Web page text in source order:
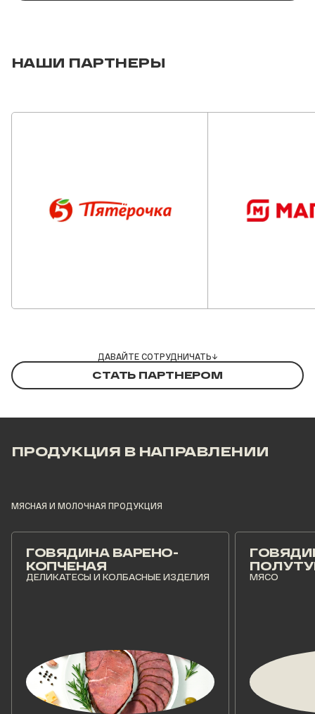
НАШИ ПАРТНЕРЫ
ДАВАЙТЕ СОТРУДНИЧАТЬ→
СТАТЬ ПАРТНЕРОМ
ПРОДУКЦИЯ В НАПРАВЛЕНИИ
МЯСНАЯ И МОЛОЧНАЯ ПРОДУКЦИЯ
ГОВЯДИНА ВАРЕНО-
КОПЧЕНАЯ
ДЕЛИКАТЕСЫ И КОЛБАСНЫЕ ИЗДЕЛИЯ МЯСО